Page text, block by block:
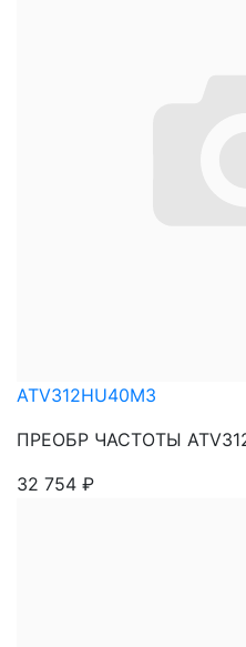
ATV312HU40M3
ПРЕОБР ЧАСТОТЫ
32 754 ₽